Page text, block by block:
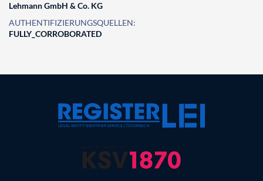
Lehmann GmbH & Co. KG
AUTHENTIFIZIERUNGSQUELLEN:
FULLY_CORROBORATED